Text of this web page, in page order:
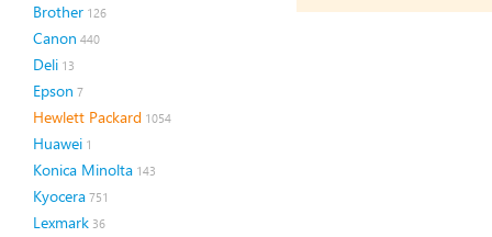
Brother 126
Canon 440
Deli 13
Epson 7
Hewlett Packard 1054
Huawei 1
Konica Minolta 143
Kyocera 751
Lexmark 36